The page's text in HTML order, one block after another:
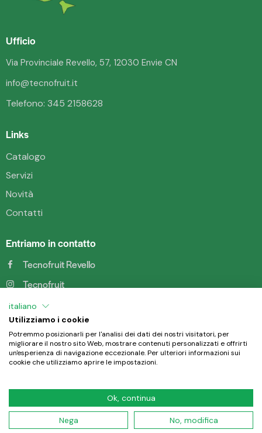
Ufficio
Via Provinciale Revello, 57, 12030 Envie CN
info@tecnofruit.it
Telefono: 345 2158628
Links
Catalogo
Servizi
Novità
Contatti
Entriamo in contatto
Tecnofruit Revello
Tecnofruit
Tecnofruit
Tecnofruit di Chiabrando
TECNOFRUIT S.R.L. UNIPERSONALE © – C.F. e P.I.
04196930046 – PECtecnofruit@mypcert.it– Rea: CN-
342928 – Cap. Soc. Int. vers. € 10.000,00 –Privacy Policy
IT
italiano
Utilizziamo i cookie
Potremmo posizionarli per l'analisi dei dati dei nostri visitatori, per
migliorare il nostro sito Web, mostrare contenuti personalizzati e offrirti
un'esperienza di navigazione eccezionale. Per ulteriori informazioni sui
cookie che utilizziamo aprire le impostazioni.
Ok, continua
Nega No, modifica